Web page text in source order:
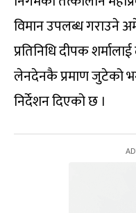
विमान उपलब्ध गराउने
प्रतिनिधि दीपक
लेनदेनकै प्रमाण जुटेको
निर्देशन दिएको छ ।